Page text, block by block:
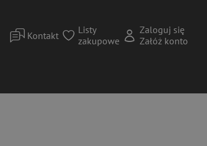
Kontakt
Listy
zakupowe
Zaloguj się
Załóż konto